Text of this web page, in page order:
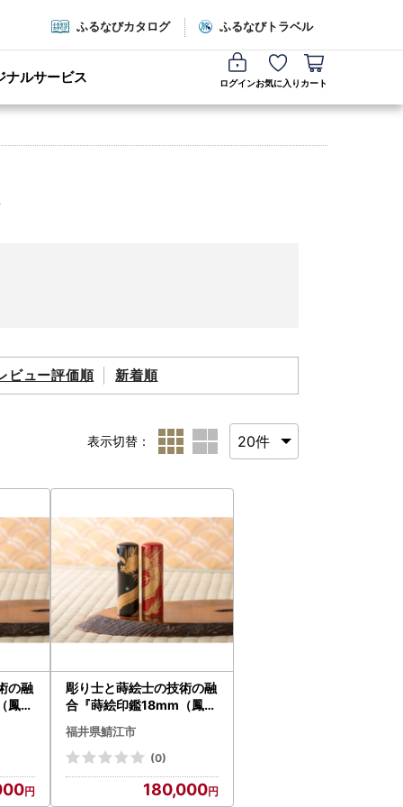
ふるなびカタログ ふるなびトラベル
ナルサービス ログインお気に入り カート
ビュー評価順 新着順
表示切替：
の融
鳳凰
彫り士と蒔絵士の技術の融
合『蒔絵印鑑18mm（鳳凰
・昇龍）』 朱色 昇龍
はんこ 贈り物
福井県鯖江市
(0)
180,000